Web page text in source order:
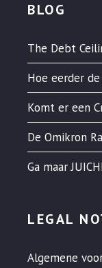
BLOG
The Debt
Hoe eerder
Komt er een
De Omikron
Ga maar
LEGAL
Algemene